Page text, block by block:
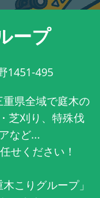
ープ
1451-495
県全域で庭木の
芝刈り、特殊伐
など...
せください！
こりグループ」